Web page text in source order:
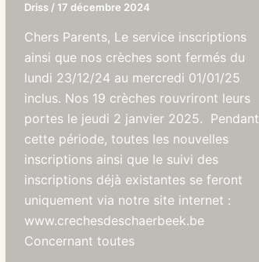
Driss / 17 décembre 2024
Chers Parents, Le service inscriptions
ainsi que nos crèches sont fermés du
lundi 23/12/24 au mercredi 01/01/25
inclus. Nos 19 crèches rouvriront leurs
portes le jeudi 2 janvier 2025. Pendant
cette période, toutes les nouvelles
inscriptions ainsi que le suivi des
inscriptions déjà existantes se feront
uniquement via notre site internet :
www.crechesdeschaerbeek.be
Concernant toutes